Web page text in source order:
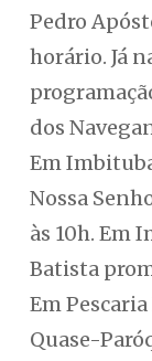
Pedro
horário. Já
dos
Em
Nossa
às 10h. Em
Batista
Em
Quase-